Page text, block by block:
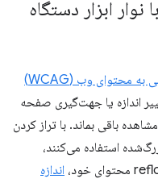
ابزار دستگاه
اندازه یا جهت‌گیری صفحه
باقی بماند. با تراز کردن
استفاده می‌کنند،
اندازه